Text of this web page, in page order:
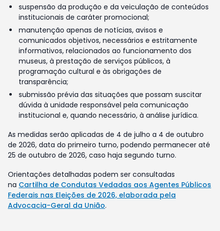
suspensão da produção e da veiculação de conteúdos
institucionais de caráter promocional;
manutenção apenas de notícias, avisos e
comunicados objetivos, necessários e estritamente
informativos, relacionados ao funcionamento dos
museus, à prestação de serviços públicos, à
programação cultural e às obrigações de
transparência;
submissão prévia das situações que possam suscitar
dúvida à unidade responsável pela comunicação
institucional e, quando necessário, à análise jurídica.
As medidas serão aplicadas de 4 de julho a 4 de outubro
de 2026, data do primeiro turno, podendo permanecer até
25 de outubro de 2026, caso haja segundo turno.
Orientações detalhadas podem ser consultadas
na Cartilha de Condutas Vedadas aos Agentes Públicos
Federais nas Eleições de 2026, elaborada pela
Advocacia-Geral da União.